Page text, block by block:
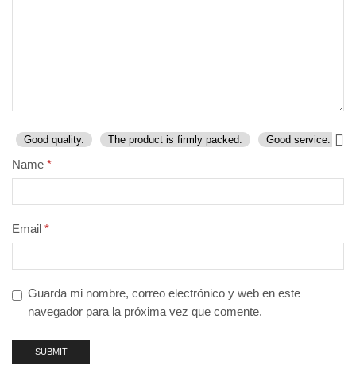
Good quality. The product is firmly packed. Good service.
Name *
Email *
Guarda mi nombre, correo electrónico y web en este
navegador para la próxima vez que comente.